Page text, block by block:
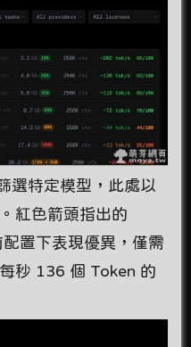
選特定模型，此處以
紅色箭頭指出的
置下表現優異，僅需
秒 136 個 Token 的